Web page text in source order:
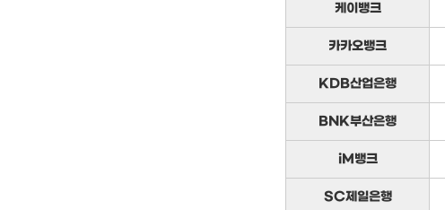
케이뱅크
카카오뱅크
KDB산업은행
BNK부산은행
iM뱅크
SC제일은행